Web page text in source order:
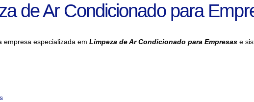
de Ar Condicionado para
empresa especializada em Limpeza de Ar Condicionado para Empresas e